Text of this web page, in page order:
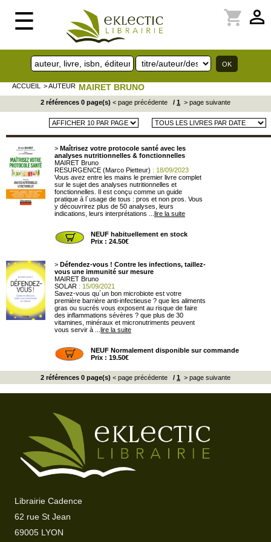
☰ perm_identity
shopping_cart
ACCUEIL > AUTEUR MAIRET BRUNO
2 références 0 page(s) < page précédente / 1 > page suivante
> Maîtrisez votre protocole santé avec les
analyses nutritionnelles & fonctionnelles
MAIRET Bruno
RESURGENCE (Marco Pietteur) : 18/09/2023
Vous avez entre les mains le premier livre complet
sur le sujet des analyses nutritionnelles et
fonctionnelles. Il est conçu comme un guide
pratique à l´usage de tous : pros et non pros. Vous
y découvrirez plus de 50 analyses, leurs
indications, leurs interprétations ... lire la suite
NEUF habituellement en stock
Prix : 24.50€
> Défendez-vous ! Contre les infections, taillez-
vous une immunité sur mesure
MAIRET Bruno
SOLAR : 15/09/2021
Savez-vous qu´un bon microbiote est votre
première barrière anti-infectieuse ? que les aliments
gras ou sucrés vous exposent au risque de faire
des inflammations sévères ? que plus de 30
vitamines, minéraux et micronutriments peuvent
vous servir à ... lire la suite
NEUF Normalement disponible sur commande
Prix : 19.50€
2 références 0 page(s) < page précédente / 1 > page suivante
Librairie Cadence
62 rue St Jean
69005 LYON